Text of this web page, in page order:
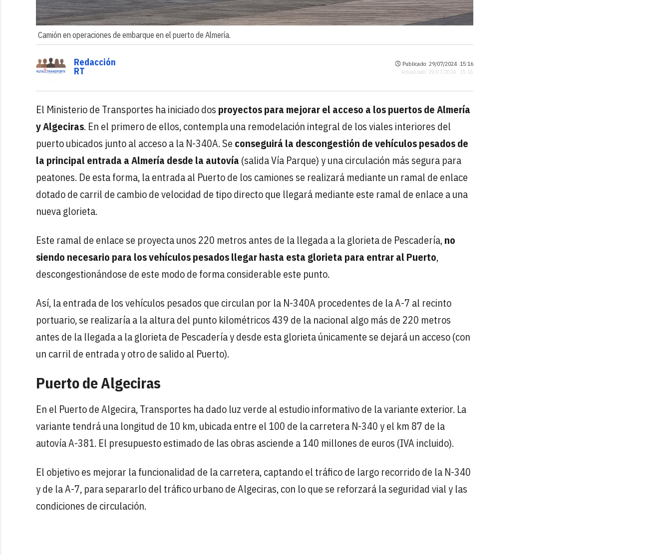
Camión en operaciones de embarque en el puerto de Almería.
Redacción
RT
Publicado: 29/07/2024 ·15:16
Actualizado: 29/07/2024 · 15:16
El Ministerio de Transportes ha iniciado dos proyectos para mejorar el acceso a los puertos de Almería
y Algeciras. En el primero de ellos, contempla una remodelación integral de los viales interiores del
puerto ubicados junto al acceso a la N-340A. Se conseguirá la descongestión de vehículos pesados de
la principal entrada a Almería desde la autovía (salida Vía Parque) y una circulación más segura para
peatones. De esta forma, la entrada al Puerto de los camiones se realizará mediante un ramal de enlace
dotado de carril de cambio de velocidad de tipo directo que llegará mediante este ramal de enlace a una
nueva glorieta.
Este ramal de enlace se proyecta unos 220 metros antes de la llegada a la glorieta de Pescadería,no
siendo necesario para los vehículos pesados llegar hasta esta glorieta para entrar al Puerto,
descongestionándose de este modo de forma considerable este punto.
Así, la entrada de los vehículos pesados que circulan por la N-340A procedentes de la A-7 al recinto
portuario, se realizaría a la altura del punto kilométricos 439 de la nacional algo más de 220 metros
antes de la llegada a la glorieta de Pescadería y desde esta glorieta únicamente se dejará un acceso (con
un carril de entrada y otro de salido al Puerto).
Puerto de Algeciras
En el Puerto de Algecira, Transportes ha dado luz verde al estudio informativo de la variante exterior. La
variante tendrá una longitud de 10 km, ubicada entre el 100 de la carretera N-340 y el km 87 de la
autovía A-381. El presupuesto estimado de las obras asciende a 140 millones de euros (IVA incluido).
El objetivo es mejorar la funcionalidad de la carretera, captando el tráfico de largo recorrido de la N-340
y de la A-7, para separarlo del tráfico urbano de Algeciras, con lo que se reforzará la seguridad vial y las
condiciones de circulación.